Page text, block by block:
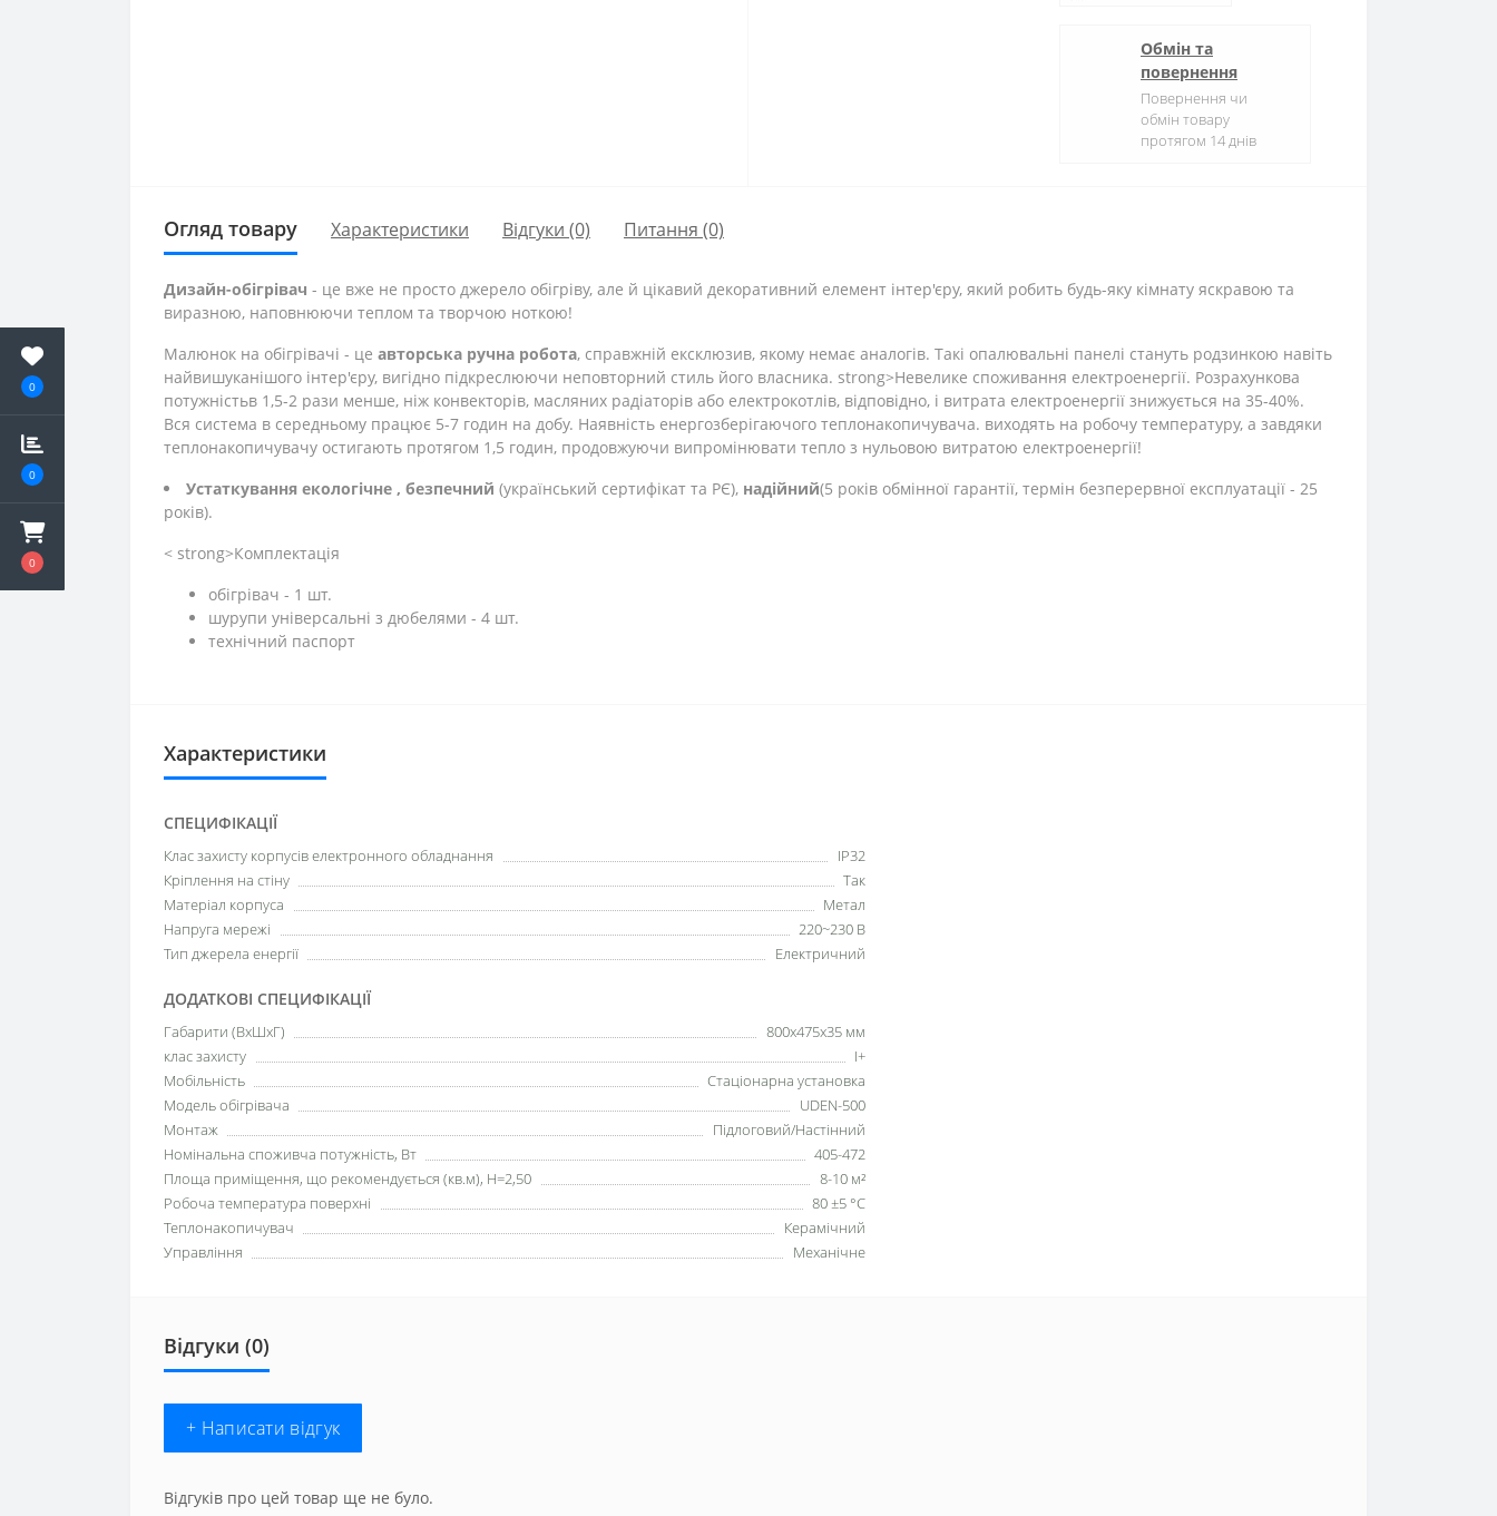
0
0
0
Обмін та
повернення
Повернення чи
обмін товару
протягом 14 днів
Огляд товару Характеристики Відгуки (0) Питання (0)
Дизайн-обігрівач - це вже не просто джерело обігріву, але й цікавий декоративний елемент інтер'єру, який робить будь-яку кімнату яскравою та
виразною, наповнюючи теплом та творчою ноткою!
Малюнок на обігрівачі - це авторська ручна робота, справжній ексклюзив, якому немає аналогів. Такі опалювальні панелі стануть родзинкою навіть
найвишуканішого інтер'єру, вигідно підкреслюючи неповторний стиль його власника. strong>Невелике споживання електроенергії. Розрахункова
потужністьв 1,5-2 рази менше, ніж конвекторів, масляних радіаторів або електрокотлів, відповідно, і витрата електроенергії знижується на 35-40%.
Вся система в середньому працює 5-7 годин на добу. Наявність енергозберігаючого теплонакопичувача. виходять на робочу температуру, а завдяки
теплонакопичувачу остигають протягом 1,5 годин, продовжуючи випромінювати тепло з нульовою витратою електроенергії!
Устаткування екологічне , безпечний (український сертифікат та РЄ), надійний(5 років обмінної гарантії, термін безперервної експлуатації - 25
років).
< strong>Комплектація
обігрівач - 1 шт.
шурупи універсальні з дюбелями - 4 шт.
технічний паспорт
Характеристики
СПЕЦИФІКАЦІЇ
Клас захисту корпусів електронного обладнання
IP32
Кріплення на стіну
Так
Матеріал корпуса
Метал
Напруга мережі
220~230 В
Тип джерела енергії
Електричний
ДОДАТКОВІ СПЕЦИФІКАЦІЇ
Габарити (ВхШхГ)
800х475х35 мм
клас захисту
I+
Мобільність
Стаціонарна установка
Модель обігрівача
UDEN-500
Монтаж
Підлоговий/Настінний
Номінальна споживча потужність, Вт
405-472
Площа приміщення, що рекомендується (кв.м), H=2,50
8-10 м²
Робоча температура поверхні
80 ±5 °С
Теплонакопичувач
Керамічний
Управління
Механічне
Відгуки (0)
+ Написати відгук
Відгуків про цей товар ще не було.